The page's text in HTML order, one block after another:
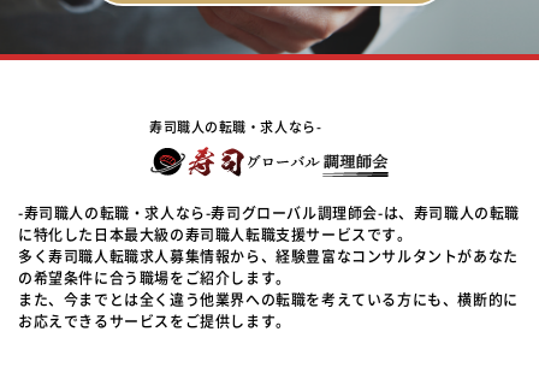
寿司職人の転職・求人なら-
-寿司職人の転職・求人なら-寿司グローバル調理師会-は、寿司職人の転職
に特化した日本最大級の寿司職人転職支援サービスです。
多く寿司職人転職求人募集情報から、経験豊富なコンサルタントがあなた
の希望条件に合う職場をご紹介します。
また、今までとは全く違う他業界への転職を考えている方にも、横断的に
お応えできるサービスをご提供します。